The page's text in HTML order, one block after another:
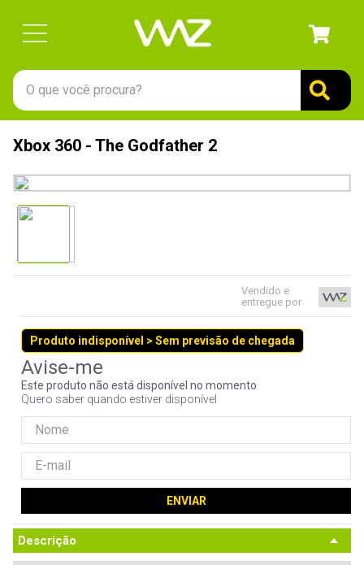
O que você procura?
Xbox 360 - The Godfather 2
Vendido e
entregue por
Produto indisponível > Sem previsão de chegada
Este produto não está disponível no momento
Quero saber quando estiver disponível
ENVIAR
Descrição
1 º
gabinete
7º
fractal
8º
hd
9º
controle
jonsbo